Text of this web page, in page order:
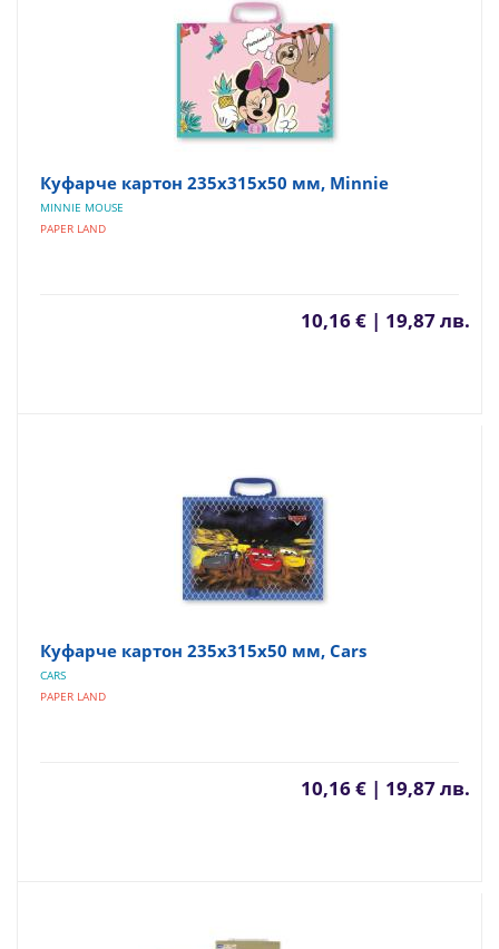
Куфарче картон 235х315х50 мм, Minnie
MINNIE MOUSE
PAPER LAND
10,16 € | 19,87 лв.
Куфарче картон 235х315х50 мм, Cars
CARS
PAPER LAND
10,16 € | 19,87 лв.